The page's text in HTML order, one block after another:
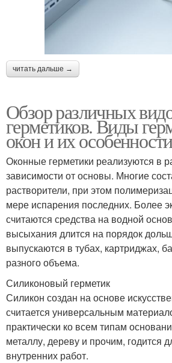
читать дальше →
Обзор различных
герметиков. Виды
окон и их особенности
Оконные герметики реализуются в
зависимости от основы. Многие
растворители, при этом
мере испарения последних. Более
считаются средства на водной
высыхания длится на порядок
выпускаются в тубах, картриджах,
разного объема.
Силиконовый герметик
Силикон создан на основе
считается универсальным
практически ко всем типам
металлу, дереву и прочим, годится
внутренних работ.